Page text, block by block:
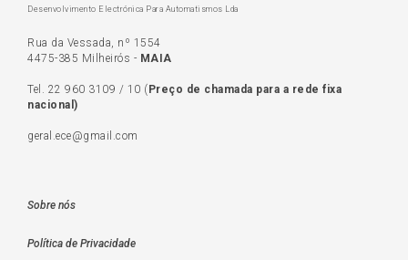
Desenvolvimento Electrónica Para Automatismos Lda
Rua da Vessada, nº 1554
4475-385 Milheirós - MAIA
Tel. 22 960 3109 / 10 ( Preço de c hamada para a rede fixa
nacional)
geral.ece@gmail.com
Sobre nós
Política de Privacidade